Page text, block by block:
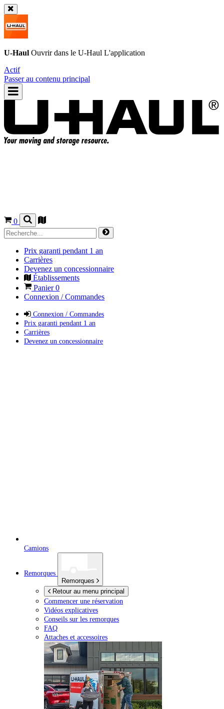
U-Haul Ouvrir dans le U-Haul L'application
Actif
Passer au contenu principal
0
Prix garanti pendant 1 an
Carrières
Devenez un concessionnaire
Établissements
Panier0
Connexion / Commandes
Connexion / Commandes
Prix garanti pendant 1 an
Carrières
Devenez un concessionnaire
Camions
Remorques
Remorques
Retour au menu principal
Commencer une réservation
Vidéos explicatives
Conseils sur les remorques
FAQ
Attaches et accessoires